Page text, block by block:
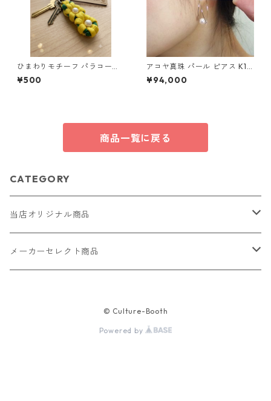
ひまわりモチーフ パラコード
キーホルダー s44 アウトドア
¥500
アコヤ真珠 パール ピアス K18
イエローゴールド ジプシー フ
ック ピアス 7mm 7ミリ珠 あ
¥94,000
商品一覧に戻る
CATEGORY
当店オリジナル商品
レザー（革）
メーカーセレクト商品
© Culture-Booth
Powered by